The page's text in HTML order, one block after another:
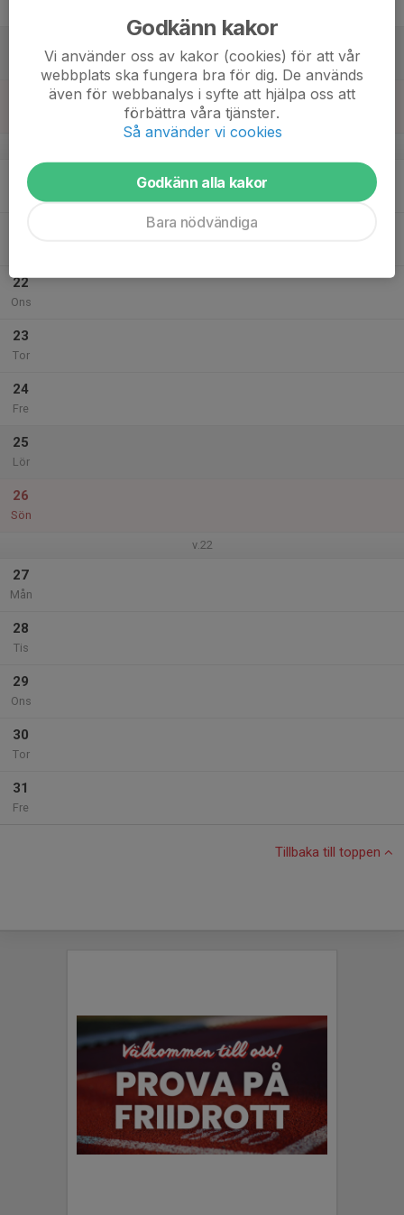
20
Mån
22
Ons
23
Tor
24
Fre
25
Lör
26
Sön
v.22
27
Mån
28
Tis
29
Ons
30
Tor
31
Fre
Tillbaka till toppen
Godkänn kakor
Vi använder oss av kakor (cookies) för att vår
webbplats ska fungera bra för dig. De används
även för webbanalys i syfte att hjälpa oss att
förbättra våra tjänster.
Så använder vi cookies
Godkänn alla kakor
Bara nödvändiga